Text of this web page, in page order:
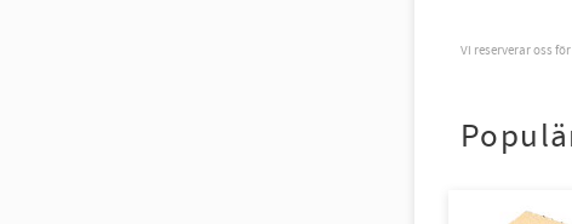
Vi reserverar oss